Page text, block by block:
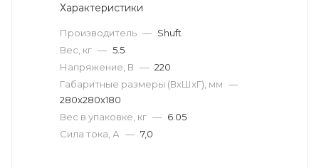
Характеристики
Производитель — Shuft
Вес, кг — 5.5
Напряжение, В — 220
Габаритные размеры (ВхШхГ), мм —
280х280х180
Вес в упаковке, кг — 6.05
Сила тока, А — 7,0